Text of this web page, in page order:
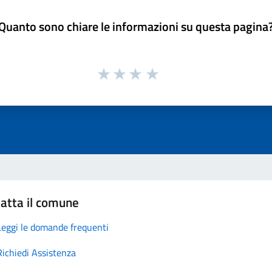
sono chiare le informazioni su questa
il comune
le domande frequenti
Assistenza